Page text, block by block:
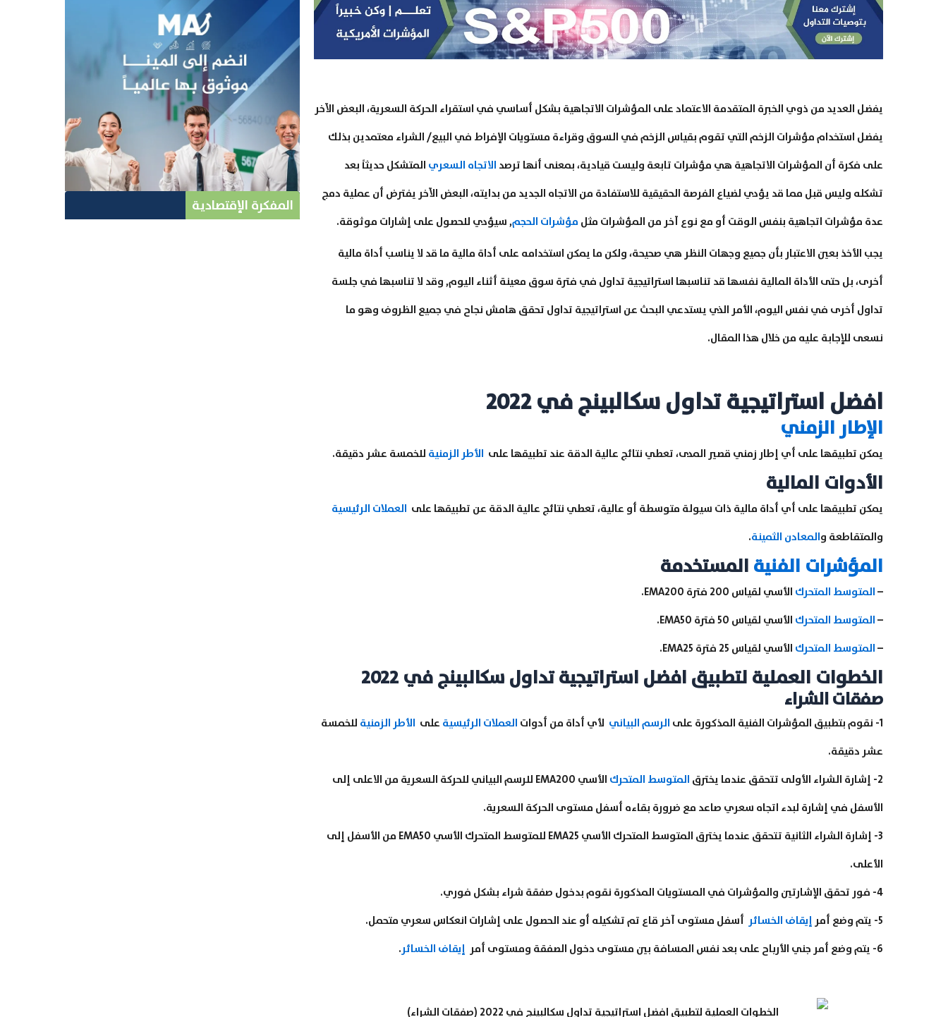
يفضل العديد من ذوي الخبرة المتقدمة الاعتماد على المؤشرات الاتجاهية بشكل أساسي في استقراء الحركة السعرية، البعض الآخر
يفضل استخدام مؤشرات الزخم التي تقوم بقياس الزخم في السوق وقراءة مستويات الإفراط في البيع/ الشراء معتمدين بذلك
على فكرة أن المؤشرات الاتجاهية هي مؤشرات تابعة وليست قيادية، بمعنى أنها ترصد الاتجاه السعري المتشكل حديثاً بعد
تشكله وليس قبل مما قد يؤدي لضياع الفرصة الحقيقية للاستفادة من الاتجاه الجديد من بدايته، البعض الآخر يفترض أن عملية دمج
عدة مؤشرات اتجاهية بنفس الوقت أو مع نوع آخر من المؤشرات مثل مؤشرات الحجم, سيؤدي للحصول على إشارات موثوقة.
يجب الأخذ بعين الاعتبار بأن جميع وجهات النظر هي صحيحة، ولكن ما يمكن استخدامه على أداة مالية ما قد لا يناسب أداة مالية
أخرى، بل حتى الأداة المالية نفسها قد تناسبها استراتيجية تداول في فترة سوق معينة أثناء اليوم, وقد لا تناسبها في جلسة
تداول أخرى في نفس اليوم، الأمر الذي يستدعي البحث عن استراتيجية تداول تحقق هامش نجاح في جميع الظروف وهو ما
نسعى للإجابة عليه من خلال هذا المقال.
افضل استراتيجية تداول سكالبينج في 2022
الإطار الزمني
يمكن تطبيقها على أي إطار زمني قصير المدى، تعطي نتائج عالية الدقة عند تطبيقها على الأطر الزمنية للخمسة عشر دقيقة.
الأدوات المالية
يمكن تطبيقها على أي أداة مالية ذات سيولة متوسطة أو عالية، تعطي نتائج عالية الدقة عن تطبيقها على العملات الرئيسية
والمتقاطعة والمعادن الثمينة.
المؤشرات الفنية المستخدمة
– المتوسط المتحرك الأسي لقياس 200 فترة EMA200.
– المتوسط المتحرك الأسي لقياس 50 فترة EMA50.
– المتوسط المتحرك الأسي لقياس 25 فترة EMA25.
الخطوات العملية لتطبيق افضل استراتيجية تداول سكالبينج في 2022
صفقات الشراء
1- نقوم بتطبيق المؤشرات الفنية المذكورة على الرسم البياني لأي أداة من أدوات العملات الرئيسية على الأطر الزمنية للخمسة
عشر دقيقة.
2- إشارة الشراء الأولى تتحقق عندما يخترق
المتوسط المتحرك
الأسي EMA200 للرسم البياني للحركة السعرية من الاعلى إلى
الأسفل في إشارة لبدء اتجاه سعري صاعد مع ضرورة بقاءه أسفل مستوى الحركة السعرية.
3- إشارة الشراء الثانية تتحقق عندما يخترق المتوسط المتحرك الأسي EMA25 للمتوسط المتحرك الأسي EMA50 من الأسفل إلى
الأعلى.
4- فور تحقق الإشارتين والمؤشرات في المستويات المذكورة نقوم بدخول صفقة شراء بشكل فوري.
5- يتم وضع أمر
إيقاف الخسائر أسفل مستوى آخر قاع تم تشكيله أو عند الحصول على إشارات انعكاس سعري متحمل.
6- يتم وضع أمر جني الأرباح على بعد نفس المسافة بين مستوى دخول الصفقة ومستوى أمر
إيقاف الخسائر .
المفكرة الإقتصادية